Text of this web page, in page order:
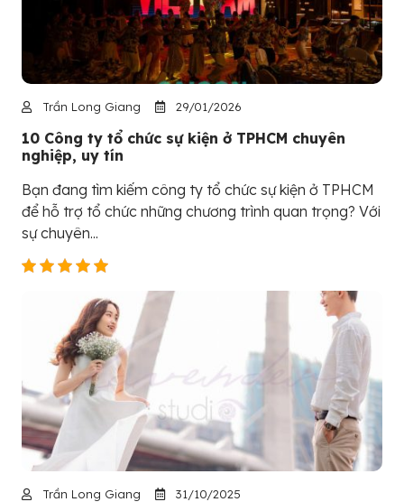
Trần Long Giang 29/01/2026
10 Công ty tổ chức sự kiện ở TPHCM chuyên
nghiệp, uy tín
Bạn đang tìm kiếm công ty tổ chức sự kiện ở TPHCM
để hỗ trợ tổ chức những chương trình quan trọng? Với
sự chuyên...
Trần Long Giang 31/10/2025